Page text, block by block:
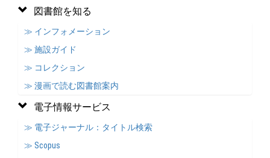
図書館を知る
≫ インフォメーション
≫ 施設ガイド
≫ コレクション
≫ 漫画で読む図書館案内
電子情報サービス
≫ 電子ジャーナル：タイトル検索
≫ Scopus